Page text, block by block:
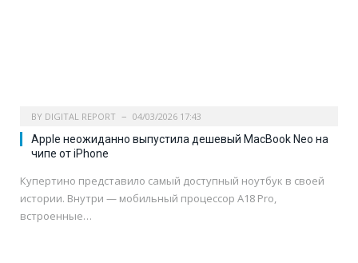
BY DIGITAL REPORT 04/03/2026 17:43
Apple неожиданно выпустила дешевый MacBook Neo на
чипе от iPhone
Купертино представило самый доступный ноутбук в своей
истории. Внутри — мобильный процессор A18 Pro,
встроенные…